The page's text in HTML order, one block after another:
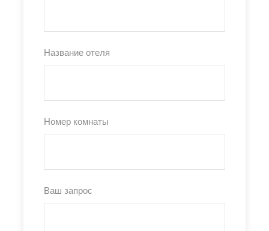
Название отеля
Номер комнаты
Ваш запрос